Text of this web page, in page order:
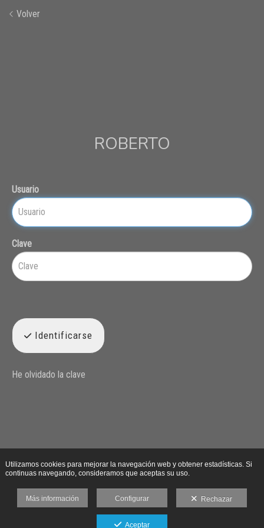
Volver
ROBERTO
Usuario
Clave
Identificarse
He olvidado la clave
Utilizamos cookies para mejorar la navegación web y obtener estadísticas. Si
continuas navegando, consideramos que aceptas su uso.
Más información Configurar Rechazar
Aceptar